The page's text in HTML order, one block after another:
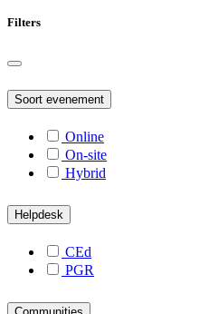
Filters
Soort evenement
Online
On-site
Hybrid
Helpdesk
CEd
PGR